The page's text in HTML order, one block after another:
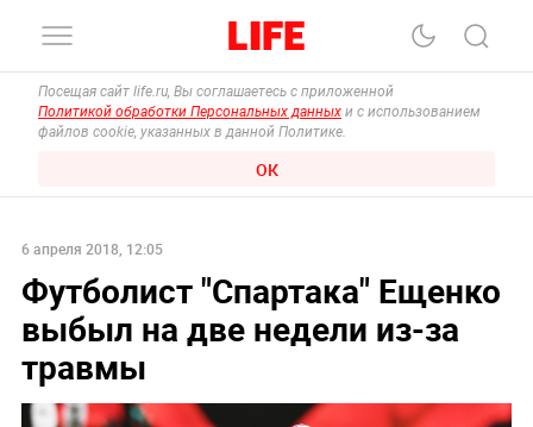
Посещая сайт life.ru, Вы соглашаетесь с приложенной
Политикой обработки Персональных данных и с использованием
файлов cookie, указанных в данной Политике.
ОК
6 апреля 2018, 12:05
Футболист "Спартака" Ещенко
выбыл на две недели из-за
травмы